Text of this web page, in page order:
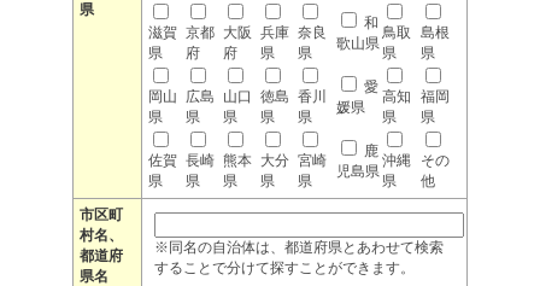
県
滋賀
県
京都
府
大阪
府
兵庫
県
奈良
県
和
歌山県
鳥取
県
島根
県
岡山
県
広島
県
山口
県
徳島
県
香川
県
愛
媛県
高知
県
福岡
県
佐賀
県
長崎
県
熊本
県
大分
県
宮崎
県
鹿
児島県
沖縄
県
その
他
市区町
村名、
都道府
県名
※同名の自治体は、都道府県とあわせて検索
することで分けて探すことができます。